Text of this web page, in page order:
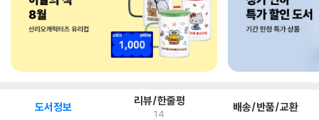
도서정보 리뷰/한줄평
14 배송/반품/교환